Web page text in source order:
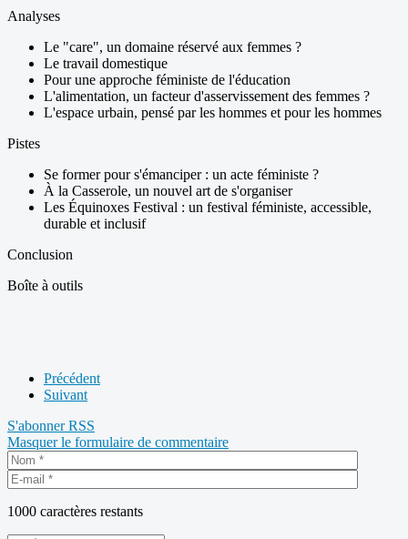
Analyses
Le "care", un domaine réservé aux femmes ?
Le travail domestique
Pour une approche féministe de l'éducation
L'alimentation, un facteur d'asservissement des femmes ?
L'espace urbain, pensé par les hommes et pour les hommes
Pistes
Se former pour s'émanciper : un acte féministe ?
À la Casserole, un nouvel art de s'organiser
Les Équinoxes Festival : un festival féministe, accessible,
durable et inclusif
Conclusion
Boîte à outils
Précédent
Suivant
S'abonnerRSS
Masquer le formulaire de commentaire
1000 caractères restants